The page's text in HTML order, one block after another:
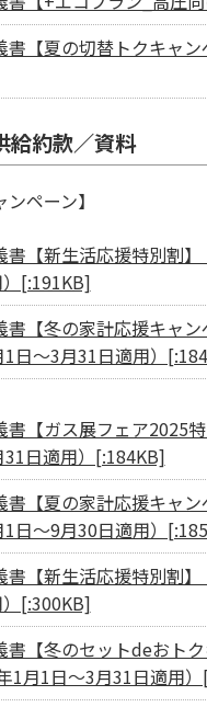
【夏の切替トクキャン
給約款／資料
ペーン】
書【新生活応援特別割
[:191KB]
書【冬の家計応援キャン
日～3月31日適用）
書【ガス展フェア2025
日適用）[:184KB]
書【夏の家計応援キャン
日～9月30日適用）
書【新生活応援特別割
[:300KB]
書【冬のセットdeおト
1月1日～3月31日適用